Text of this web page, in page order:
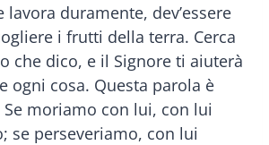
lavora duramente, dev’essere
i frutti della terra. Cerca
che dico, e il Signore ti aiuterà
ogni cosa. Questa parola è
moriamo con lui, con lui
se perseveriamo, con lui